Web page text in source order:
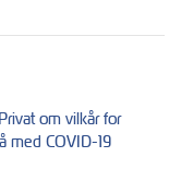
om vilkår for
med COVID-19